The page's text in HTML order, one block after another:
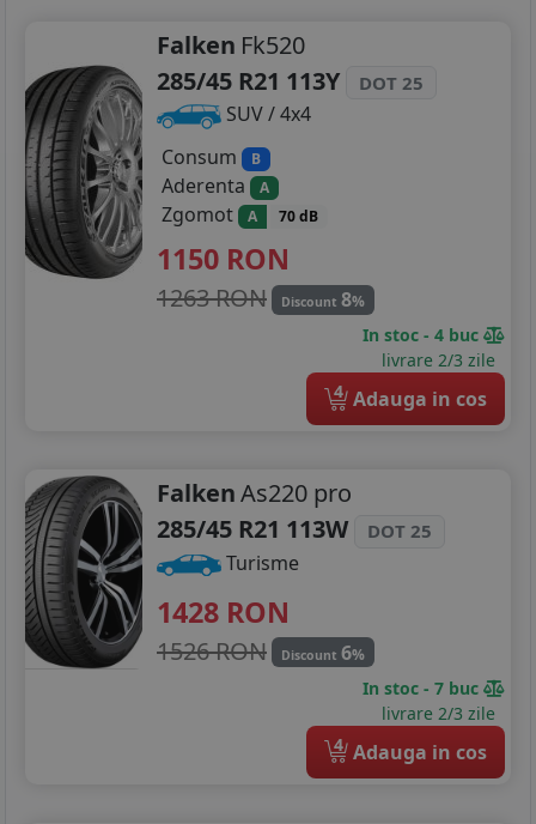
Falken Fk520
285/45 R21 113Y
DOT 25
SUV / 4x4
Consum
B
Aderenta A
Zgomot A 70 dB
1150 RON
1263 RON Discount 8%
In stoc - 4 buc
livrare 2/3 zile
4 Adauga in cos
FalkenAs220 pro
285/45 R21 113W
DOT 25
Turisme
1428 RON
1526 RON Discount 6%
In stoc - 7 buc
livrare 2/3 zile
4 Adauga in cos